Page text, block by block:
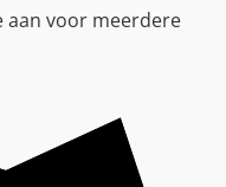
aan voor meerdere